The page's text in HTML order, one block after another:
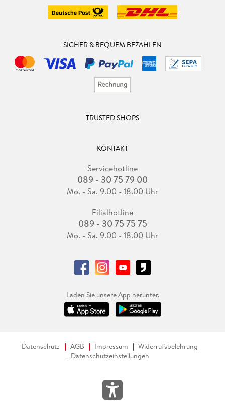
SICHER & BEQUEM BEZAHLEN
TRUSTED SHOPS
KONTAKT
Servicehotline
089 - 30 75 79 00
Mo. - Sa. 9.00 - 18.00 Uhr
Filialhotline
089 - 30 75 75 75
Mo. - Sa. 9.00 - 18.00 Uhr
Laden Sie unsere App herunter.
Datenschutz AGB Impressum
Widerrufsbelehrung
Datenschutzeinstellungen